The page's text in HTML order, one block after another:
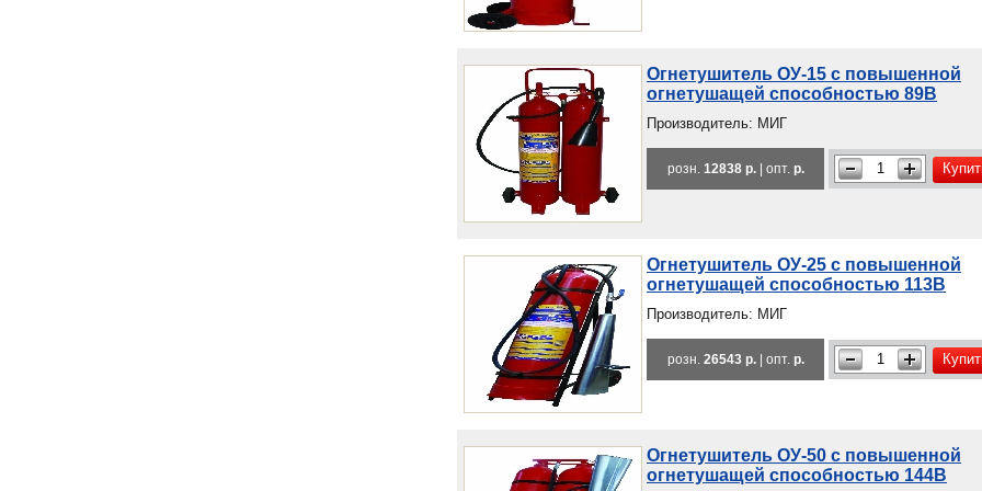
Огнетушитель ОУ-15 с повышенной
огнетушащей способностью 89В
Производитель: МИГ
розн. 12838 р.| опт. р.
Огнетушитель ОУ-25 с повышенной
огнетушащей способностью 113В
Производитель: МИГ
розн. 26543 р.| опт. р.
Огнетушитель ОУ-50 с повышенной
огнетушащей способностью 144В